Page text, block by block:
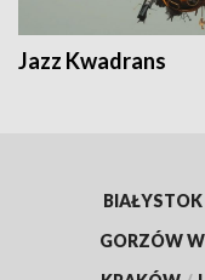
Jazz Kwadrans
BIAŁYSTOK
GORZÓW